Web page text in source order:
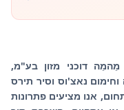
דוכני מזון בע"מ,
נאצ'וס וסיר תירס
של מעל 20 שנה בתחום, אנו מציעים פתרונות